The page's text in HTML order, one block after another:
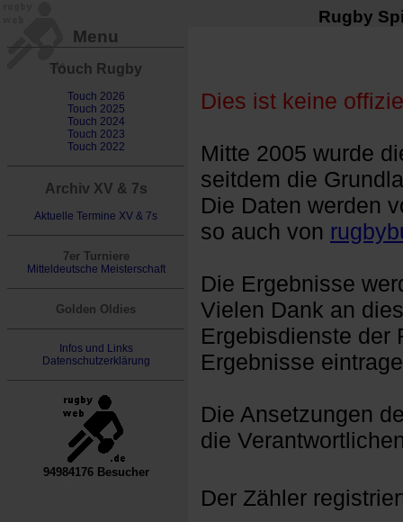
Rugby
Menu
Touch Rugby
Touch 2026
Touch 2025
Touch 2024
Touch 2023
Touch 2022
Archiv XV & 7s
Aktuelle Termine XV & 7s
7er Turniere
Mitteldeutsche Meisterschaft
Golden Oldies
Infos und Links
Datenschutzerklärung
94984176 Besucher
Dies ist keine
Mitte 2005 wurde
seitdem die
Die Daten werden
so auch von
Die Ergebnisse
Vielen Dank an
Ergebisdienste der
Ergebnisse
Die Ansetzungen
die
Der Zähler